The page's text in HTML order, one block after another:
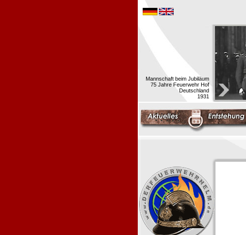
Mannschaft beim Jubiläum
75 Jahre Feuerwehr Hof
Deutschland
1931